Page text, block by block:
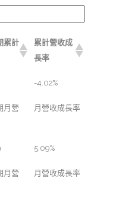
累計
累計營收成
長率
-4.02%
月營
月營收成長率
5.09%
月營
月營收成長率